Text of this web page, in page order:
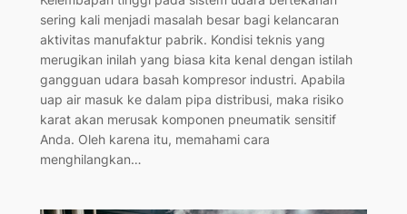
sering kali menjadi masalah besar bagi kelancaran
aktivitas manufaktur pabrik. Kondisi teknis yang
merugikan inilah yang biasa kita kenal dengan istilah
gangguan udara basah kompresor industri. Apabila
uap air masuk ke dalam pipa distribusi, maka risiko
karat akan merusak komponen pneumatik sensitif
Anda. Oleh karena itu, memahami cara
menghilangkan…